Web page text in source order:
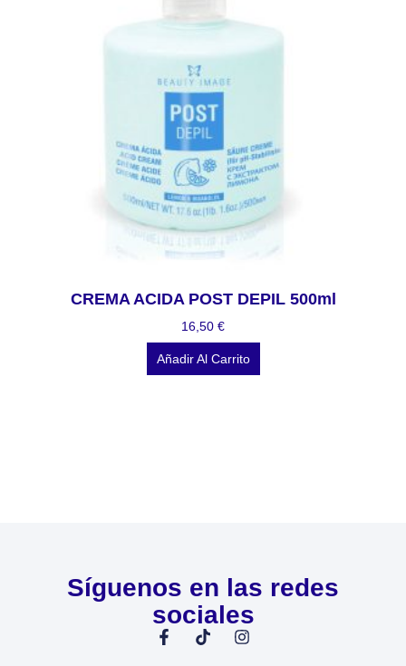
CREMA ACIDA POST DEPIL 500ml
16,50 €
Añadir Al Carrito
Síguenos en las redes
sociales